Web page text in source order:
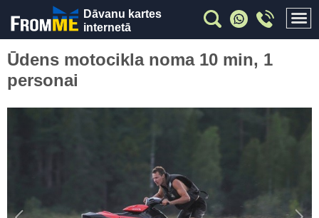
Dāvanu kartes
internetā
Ūdens motocikla noma 10 min, 1
personai
Previous